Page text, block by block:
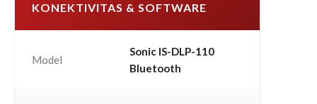
KONEKTIVITAS & SOFTWARE
Model
Sonic IS-DLP-110
Bluetooth